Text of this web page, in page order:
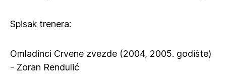
Spisak trenera:
Omladinci Crvene zvezde (2004, 2005. godište)
- Zoran Rendulić